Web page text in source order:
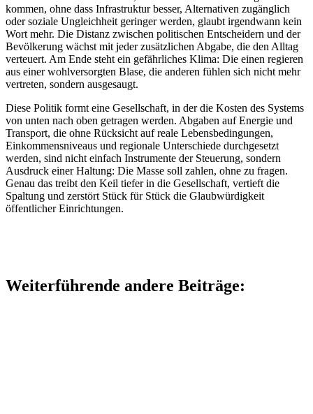
kommen, ohne dass Infrastruktur besser, Alternativen zugänglich
oder soziale Ungleichheit geringer werden, glaubt irgendwann kein
Wort mehr. Die Distanz zwischen politischen Entscheidern und der
Bevölkerung wächst mit jeder zusätzlichen Abgabe, die den Alltag
verteuert. Am Ende steht ein gefährliches Klima: Die einen regieren
aus einer wohlversorgten Blase, die anderen fühlen sich nicht mehr
vertreten, sondern ausgesaugt.
Diese Politik formt eine Gesellschaft, in der die Kosten des Systems
von unten nach oben getragen werden. Abgaben auf Energie und
Transport, die ohne Rücksicht auf reale Lebensbedingungen,
Einkommensniveaus und regionale Unterschiede durchgesetzt
werden, sind nicht einfach Instrumente der Steuerung, sondern
Ausdruck einer Haltung: Die Masse soll zahlen, ohne zu fragen.
Genau das treibt den Keil tiefer in die Gesellschaft, vertieft die
Spaltung und zerstört Stück für Stück die Glaubwürdigkeit
öffentlicher Einrichtungen.
Weiterführende andere Beiträge: